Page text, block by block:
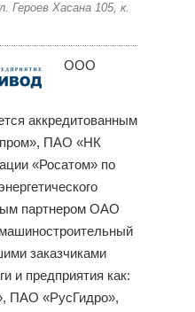
Героев Хасана 105, к.
ООО
аккредитованным
ПАО «НК
«Росатом» по
партнером ОАО
заказчиками
и предприятия как:
ПАО «РусГидро»,